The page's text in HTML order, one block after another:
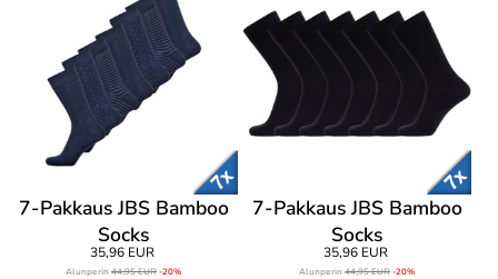
7-Pakkaus JBS Bamboo
Socks
35,96 EUR
Alunperin44,95 EUR-20%
7-Pakkaus JBS Bamboo
Socks
35,96 EUR
Alunperin44,95 EUR-20%